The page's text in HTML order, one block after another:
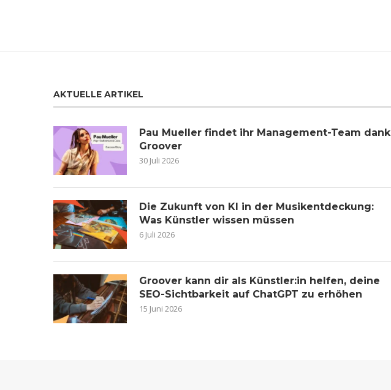
AKTUELLE ARTIKEL
Pau Mueller findet ihr Management-Team dank
Groover
30 Juli 2026
Die Zukunft von KI in der Musikentdeckung:
Was Künstler wissen müssen
6 Juli 2026
Groover kann dir als Künstler:in helfen, deine
SEO-Sichtbarkeit auf ChatGPT zu erhöhen
15 Juni 2026